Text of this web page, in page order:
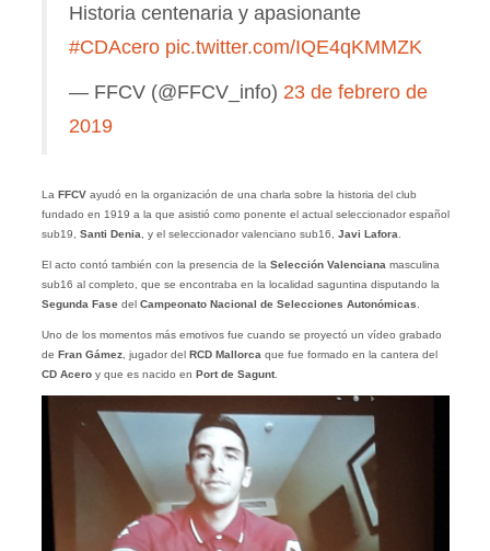
Historia centenaria y apasionante
#CDAcero pic.twitter.com/IQE4qKMMZK
— FFCV (@FFCV_info) 23 de febrero de
2019
La FFCVayudó en la organización de una charla sobre la historia del club
fundado en 1919 a la que asistió como ponente el actual seleccionador español
sub19, Santi Denia , y el seleccionador valenciano sub16, Javi Lafora
El acto contó también con la presencia de la Selección Valenciana masculina
sub16 al completo, que se encontraba en la localidad saguntina disputando la
Segunda Fasedel Campeonato Nacional de Selecciones Autonómicas
Uno de los momentos más emotivos fue cuando se proyectó un vídeo grabado
de Fran Gámez, jugador delRCD Mallorca que fue formado en la cantera del
CD Aceroy que es nacido en Port de Sagunt.